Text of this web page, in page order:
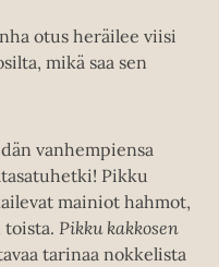
otus heräilee viisi
mikä saa sen
vanhempiensa
Pikku
mainiot hahmot,
toista. Pikku kakkosen
tarinaa nokkelista